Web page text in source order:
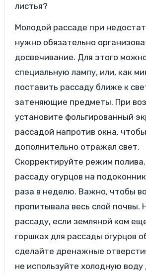
листья?
Молодой рассаде при
нужно обязательно
досвечивание. Для этого
специальную лампу, или, как
поставить рассаду ближе к
затеняющие предметы. При
установите фольгированный
рассадой напротив окна,
дополнительно отражал свет.
Скорректируйте режим
рассаду огурцов на
раза в неделю. Важно, чтобы
пропитывала весь слой почвы.
рассаду, если земляной ком
горшках для рассады огурцов
сделайте дренажные
не используйте холодную воду